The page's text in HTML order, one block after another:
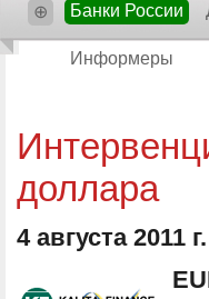
⊕ Банки России
Информеры
доллара
4 августа 2011